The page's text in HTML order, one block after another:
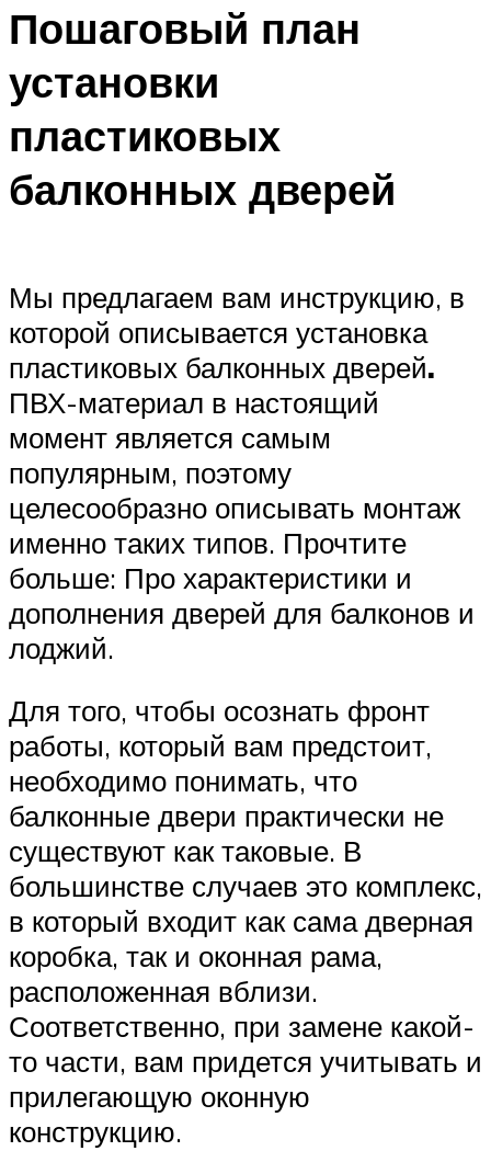
Пошаговый план
установки
пластиковых
балконных дверей
Мы предлагаем вам инструкцию, в
которой описывается установка
пластиковых балконных дверей.
ПВХ-материал в настоящий
момент является самым
популярным, поэтому
целесообразно описывать монтаж
именно таких типов. Прочтите
больше: Про характеристики и
дополнения дверей для балконов и
лоджий.
Для того, чтобы осознать фронт
работы, который вам предстоит,
необходимо понимать, что
балконные двери практически не
существуют как таковые. В
большинстве случаев это комплекс,
в который входит как сама дверная
коробка, так и оконная рама,
расположенная вблизи.
Соответственно, при замене какой-
то части, вам придется учитывать и
прилегающую оконную
конструкцию.